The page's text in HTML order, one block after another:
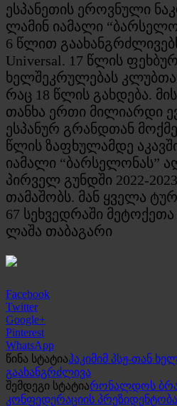
ესპანეთის ეროვნული
ლამინ იამალი
6 წლით
Universal. 17 წლის
ხელშეკრულებას
რაც 18 წლის გახდება.
თანხა ერთი მილიარდი
ესპანურ გრანდთან
წლის ზაფხულამდე
იამალი “ბარსელონას”
პირველ გუნდში 2022-
თამაშობს. მან ყველა
67 სეხვედრაში
ლაშა თაბაგარი
Facebook
Twitter
Google+
Pinterest
WhatsApp
წინა სტატიაჰაკიმიმ პსჟ-თან
გაახანგრძლივა
შემდეგი სტატიარონალდოს
კონფედერაციის